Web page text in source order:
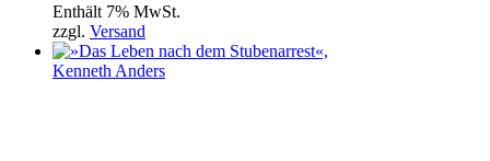
Enthält 7% MwSt.
zzgl. Versand